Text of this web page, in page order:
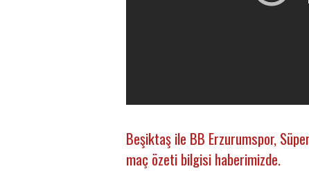
Beşiktaş ile BB Erzurumspor,
maç özeti bilgisi haberimizde.